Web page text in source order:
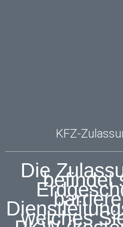
KFZ-
Diebefindet
welches